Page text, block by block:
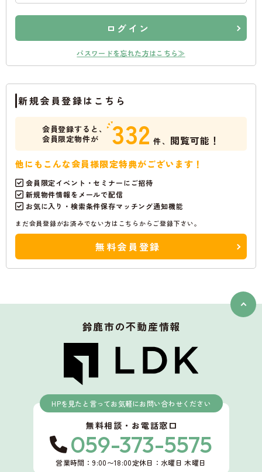
ログイン
パスワードを忘れた方はこちら≫
新規会員登録はこちら
会員登録すると、
会員限定物件が
332 件、 閲覧可能！
他にもこんな会員様限定特典がございます！
会員限定イベント・セミナーにご招待
新規物件情報をメールで配信
お気に入り・検索条件保存マッチング通知機能
まだ会員登録がお済みでない方はこちらからご登録下さい。
無料会員登録
鈴鹿市の不動産情報
HPを見たと言ってお気軽にお問い合わせください
無料相談・お電話窓口
059-373-5575
営業時間：9:00〜18:00定休日：水曜日 木曜日